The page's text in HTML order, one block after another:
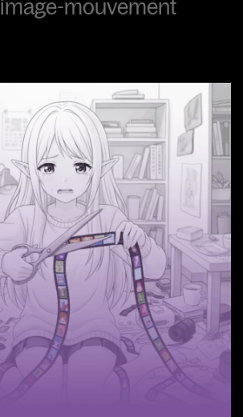
image-mouvement